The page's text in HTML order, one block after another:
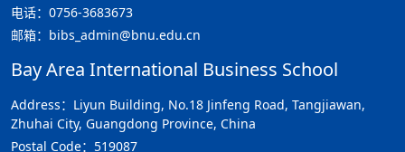
电话：0756-3683673
邮箱：bibs_admin@bnu.edu.cn
Bay Area International Business School
Address：Liyun Building, No.18 Jinfeng Road, Tangjiawan,
Zhuhai City, Guangdong Province, China
Postal Code：519087